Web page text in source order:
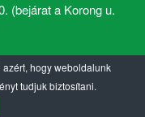
(bejárat a Korong u.
hogy weboldalunk
tudjuk biztosítani.